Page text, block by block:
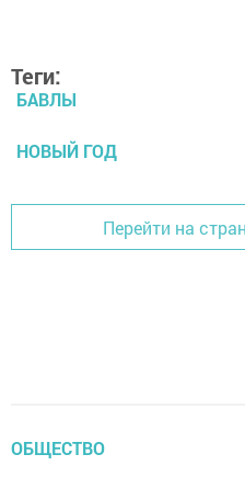
Теги:
БАВЛЫ
НОВЫЙ ГОД
Перейти на
ОБЩЕСТВО